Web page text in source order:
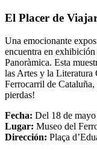
El Placer de
Una emocionante
encuentra en
Panoràmica. Esta
las Artes y la Literatura
Ferrocarril de
pierdas!
Fecha: Del 18 de
Lugar: Museo del
Dirección: Plaça